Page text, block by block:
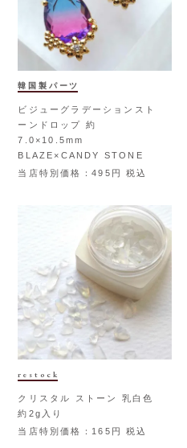
韓国製パーツ
ビジューグラデーションスト
ーンドロップ 約
7.0×10.5mm
BLAZE×CANDY STONE
当店特別価格
495 税込
restock
クリスタル ストーン 乳白色
約2g入り
当店特別価格
165 税込